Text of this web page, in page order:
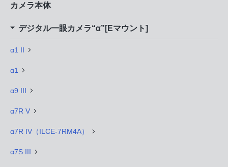
カメラ本体
デジタル一眼カメラ“α”[Eマウント]
α1 II
α1
α9 III
α7R V
α7R IV（ILCE-7RM4A）
α7S III